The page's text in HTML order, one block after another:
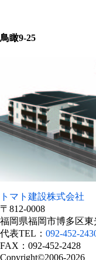
鳥瞰9-25
トマト建設株式会社
〒812-0008
福岡県福岡市博多区東
代表TEL： 092-452-
FAX：092-452-2428
Copyright©2006-2026